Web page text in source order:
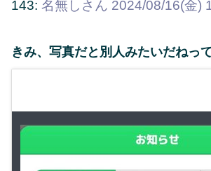
143: 名無しさん 2024/08/16(金)
きみ、写真だと別人みたいだねっ